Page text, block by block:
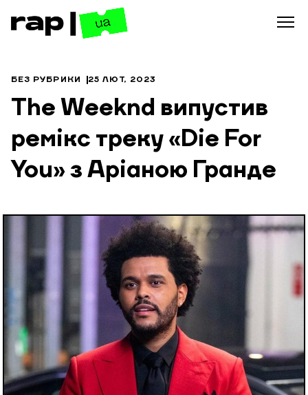
БЕЗ РУБРИКИ 25 ЛЮТ, 2023
The Weeknd випустив
ремікс треку «Die For
You» з Аріаною Гранде